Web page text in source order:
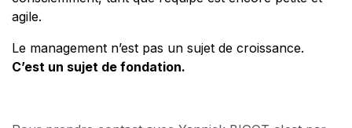
agile.
Le management n’est pas un sujet de croissance.
C’est un sujet de fondation.